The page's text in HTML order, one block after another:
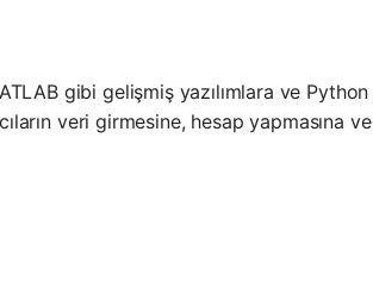
gibi gelişmiş yazılımlara ve Python
veri girmesine, hesap yapmasına ve